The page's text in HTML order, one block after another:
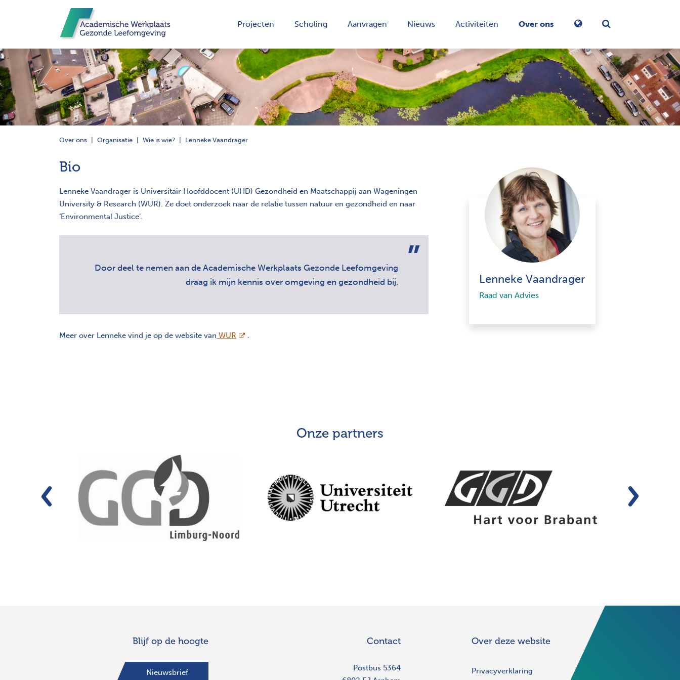
Projecten Scholing Aanvragen Nieuws Activiteiten
Over ons
Over ons Organisatie Wie is wie? Lenneke Vaandrager
Bio
Lenneke Vaandrager is Universitair Hoofddocent (UHD) Gezondheid en Maatschappij aan Wageningen
University & Research (WUR). Ze doet onderzoek naar de relatie tussen natuur en gezondheid en naar
‘Environmental Justice’.
Door deel te nemen aan de Academische Werkplaats Gezonde Leefomgeving
draag ik mijn kennis over omgeving en gezondheid bij.
Meer over Lenneke vind je op de website van WUR opent nieuw scherm
.
Lenneke Vaandrager
Raad van Advies
Onze partners
Blijf op de hoogte
Nieuwsbrief
Contact
Postbus 5364
Over deze website
Privacyverklaring